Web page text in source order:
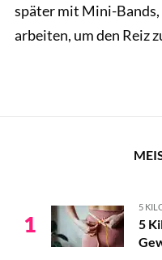
später mit Mini-
arbeiten, um den Reiz
1
5
5